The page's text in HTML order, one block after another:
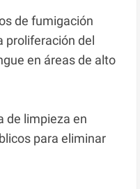
de fumigación
proliferación del
en áreas de alto
de limpieza en
para eliminar